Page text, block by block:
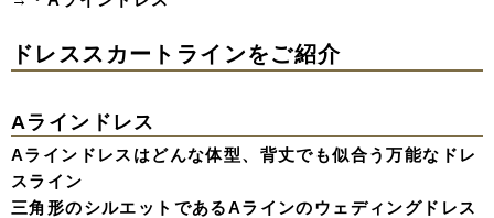
ドレススカートラインをご紹介
Aラインドレス
Aラインドレスはどんな体型、背丈でも似合う万能なドレ
スライン
三角形のシルエットであるAラインのウェディングドレス